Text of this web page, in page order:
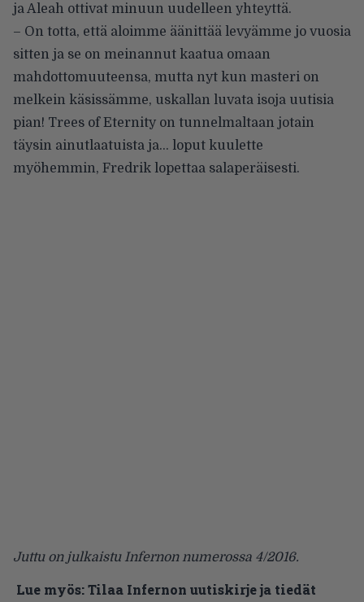
ja Aleah ottivat minuun uudelleen yhteyttä.
– On totta, että aloimme äänittää levyämme jo vuosia
sitten ja se on meinannut kaatua omaan
mahdottomuuteensa, mutta nyt kun masteri on
melkein käsissämme, uskallan luvata isoja uutisia
pian! Trees of Eternity on tunnelmaltaan jotain
täysin ainutlaatuista ja… loput kuulette
myöhemmin, Fredrik lopettaa salaperäisesti.
Juttu on julkaistu Infernon numerossa 4/2016.
Lue myös:Tilaa Infernon uutiskirje ja tiedät